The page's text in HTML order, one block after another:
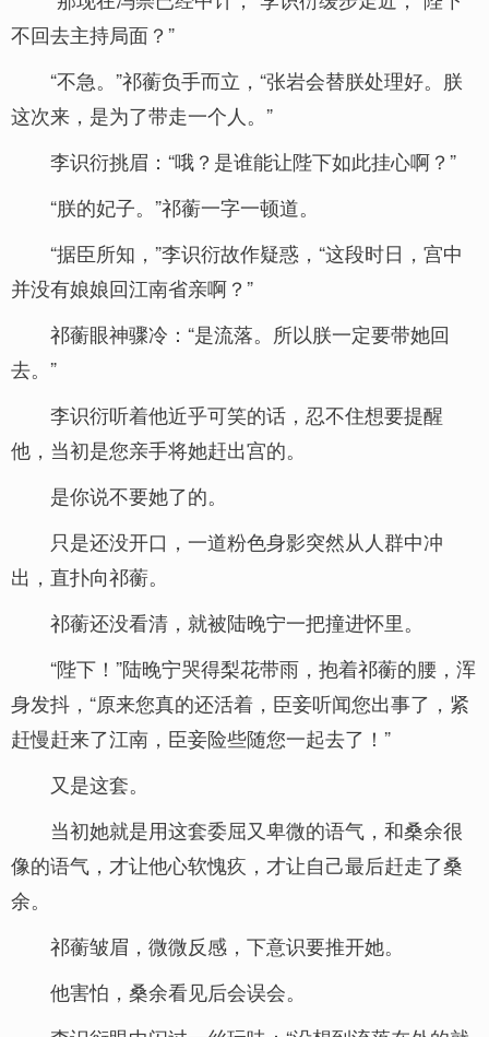
不回去主持局面？”
“不急。”祁蘅负手而立，“张岩会替朕处理好。朕
这次来，是为了带走一个人。”
李识衍挑眉：“哦？是谁能让陛下如此挂心啊？”
“朕的妃子。”祁蘅一字一顿道。
“据臣所知，”李识衍故作疑惑，“这段时日，宫中
并没有娘娘回江南省亲啊？”
祁蘅眼神骤冷：“是流落。所以朕一定要带她回
去。”
李识衍听着他近乎可笑的话，忍不住想要提醒
他，当初是您亲手将她赶出宫的。
是你说不要她了的。
只是还没开口，一道粉色身影突然从人群中冲
出，直扑向祁蘅。
祁蘅还没看清，就被陆晚宁一把撞进怀里。
“陛下！”陆晚宁哭得梨花带雨，抱着祁蘅的腰，浑
身发抖，“原来您真的还活着，臣妾听闻您出事了，紧
赶慢赶来了江南，臣妾险些随您一起去了！”
又是这套。
当初她就是用这套委屈又卑微的语气，和桑余很
像的语气，才让他心软愧疚，才让自己最后赶走了桑
余。
祁蘅皱眉，微微反感，下意识要推开她。
他害怕，桑余看见后会误会。